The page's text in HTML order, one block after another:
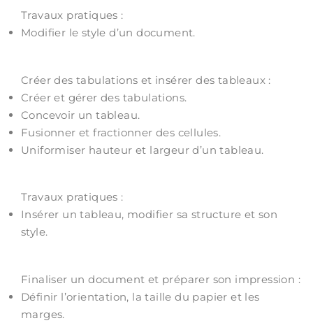
Travaux pratiques :
Modifier le style d’un document.
Créer des tabulations et insérer des tableaux :
Créer et gérer des tabulations.
Concevoir un tableau.
Fusionner et fractionner des cellules.
Uniformiser hauteur et largeur d’un tableau.
Travaux pratiques :
Insérer un tableau, modifier sa structure et son
style.
Finaliser un document et préparer son impression :
Définir l’orientation, la taille du papier et les
marges.